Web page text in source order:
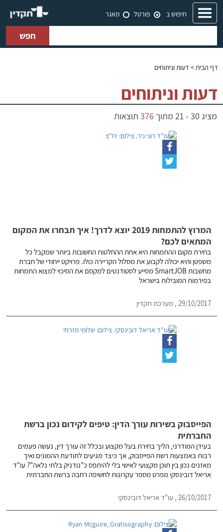
Toggle
navigation
חיפוש ב פורטל מאגר
חפש
דף הבית> דעות וניתוחים
דעות וניתוחים
מציג 30
-
21 מתוך 376 תוצאות
המרוץ להתמחות 2019 יוצא לדרך! איך תבחרו את המקום
המתאים לכם?
בחירת מקום ההתמחות היא אחת ההחלטות החשובות ביותר שמקבל כל
משפטן והיא יכולה לקבוע את מסלול הקריירה כולו. פרויקט ייחודי של חברת
מחשבות SmartJOB מסייע לסטודנטים למקסם את הסיכוי למצוא התמחות
בפירמות המובילות בישראל
29/10/2017 , מערכת תקדין
הפייסבוק בשירות עורך הדין: טיפים לקידום נכון ברשת
החברתית
בעידן המודרני, הליך בחירת בעל מקצוע ובכלל זה עורך דין, נעשה פעמים
רבות באמצעות רשת הפייסבוק, אך כיצד מגיעים לתודעת ההמונים ואיך
מאזנים נכון בין תוכן מקצועי לאישי בלי להיתפס כ"נודניק בלתי נלאה"? עו"ד
אריאל דובינסקי מפרט מספר עקרונות לחשיפה רחבה ברשת החברתית
26/10/2017 , עו"ד אריאל דובינסקי